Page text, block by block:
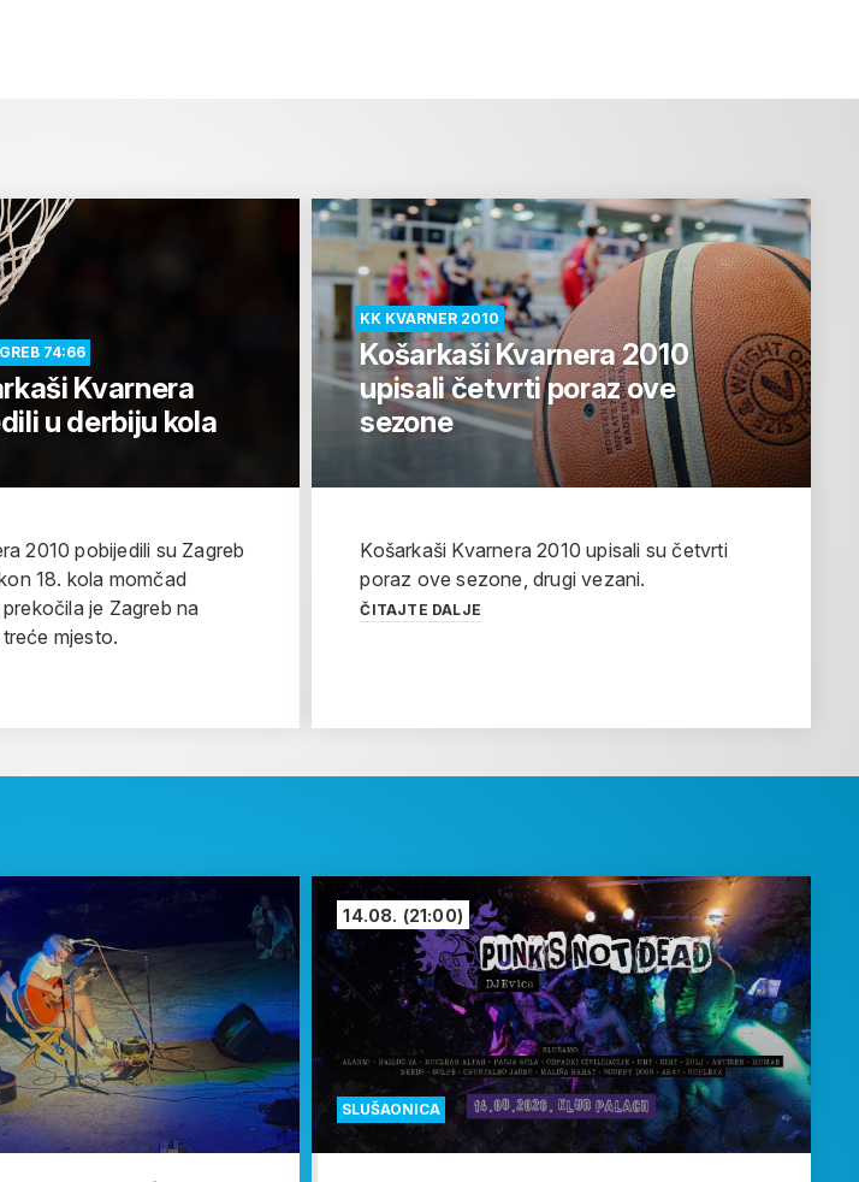
74:66
Kvarnera
u derbiju kola
2010 pobijedili su Zagreb
18. kola momčad
je Zagreb na
mjesto.
KK KVARNER 2010
Košarkaši Kvarnera 2010
upisali četvrti poraz ove
sezone
Košarkaši Kvarnera 2010 upisali su četvrti
poraz ove sezone, drugi vezani.
ČITAJTE DALJE
SLUŠAONICA
14.08. (21:00)